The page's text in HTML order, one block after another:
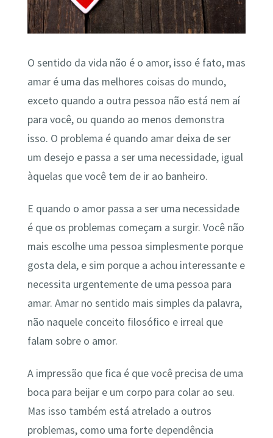
O sentido da vida não é o amor, isso é fato, mas
amar é uma das melhores coisas do mundo,
exceto quando a outra pessoa não está nem aí
para você, ou quando ao menos demonstra
isso. O problema é quando amar deixa de ser
um desejo e passa a ser uma necessidade, igual
àquelas que você tem de ir ao banheiro.
E quando o amor passa a ser uma necessidade
é que os problemas começam a surgir. Você não
mais escolhe uma pessoa simplesmente porque
gosta dela, e sim porque a achou interessante e
necessita urgentemente de uma pessoa para
amar. Amar no sentido mais simples da palavra,
não naquele conceito filosófico e irreal que
falam sobre o amor.
A impressão que fica é que você precisa de uma
boca para beijar e um corpo para colar ao seu.
Mas isso também está atrelado a outros
problemas, como uma forte dependência